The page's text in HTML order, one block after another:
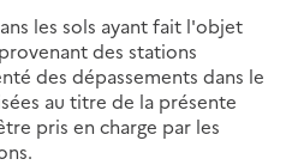
les sols ayant fait l'objet
des stations
des dépassements dans le
au titre de la présente
pris en charge par les